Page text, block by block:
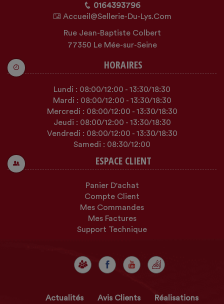
0164393796
Accueil@sellerie-Du-Lys.com
Rue Jean-Baptiste Colbert
77350 Le Mée-sur-Seine
HORAIRES
Lundi : 08:00/12:00 - 13:30/18:30
Mardi : 08:00/12:00 - 13:30/18:30
Mercredi : 08:00/12:00 - 13:30/18:30
Jeudi : 08:00/12:00 - 13:30/18:30
Vendredi : 08:00/12:00 - 13:30/18:30
Samedi : 08:30/12:00
ESPACE CLIENT
Panier D'achat
Compte Client
Mes Commandes
Mes Factures
Support Technique
Actualités Avis Clients Réalisations